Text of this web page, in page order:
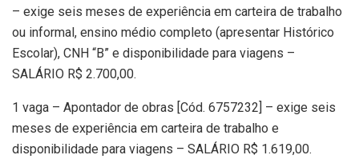
– exige seis meses de experiência em carteira de trabalho
ou informal, ensino médio completo (apresentar Histórico
Escolar), CNH “B” e disponibilidade para viagens –
SALÁRIO R$ 2.700,00.
1 vaga – Apontador de obras [Cód. 6757232] – exige seis
meses de experiência em carteira de trabalho e
disponibilidade para viagens – SALÁRIO R$ 1.619,00.